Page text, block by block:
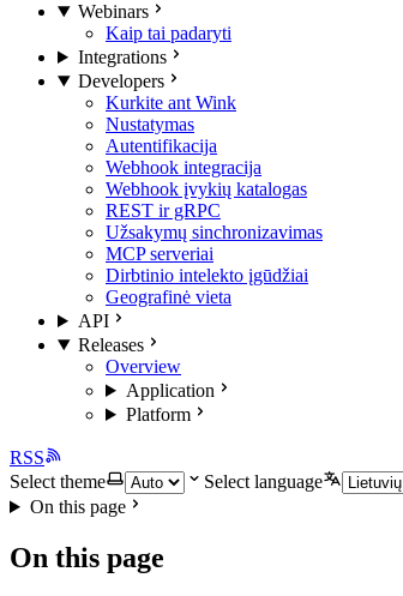
Webinars
Kaip tai padaryti
Integrations
Developers
Kurkite ant Wink
Nustatymas
Autentifikacija
Webhook integracija
Webhook įvykių katalogas
REST ir gRPC
Užsakymų sinchronizavimas
MCP serveriai
Dirbtinio intelekto įgūdžiai
Geografinė vieta
API
Releases
Overview
Application
Platform
RSS
Select theme
Select language
On this page
On this page